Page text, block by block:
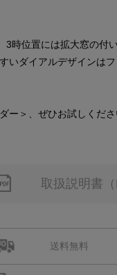
時位置には拡大窓の付
いダイアルデザインは
ー＞、ぜひお試しくださ
取扱説明書（
送料無料